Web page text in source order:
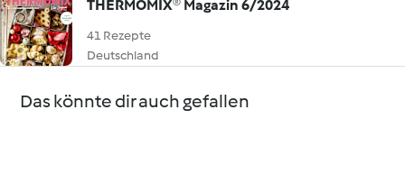
THERMOMIX® Magazin 6/2024
41 Rezepte
Deutschland
Das könnte dir auch gefallen